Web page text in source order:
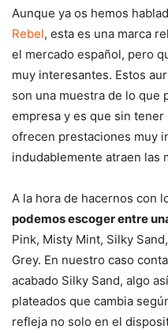
Aunque ya os hemos
Rebel, esta es una marca
el mercado español, pero
muy interesantes. Estos
son una muestra de lo que
empresa y es que sin
ofrecen prestaciones muy
indudablemente atraen las
A la hora de hacernos con
podemos escoger entre
Pink, Misty Mint, Silky
Grey. En nuestro caso
acabado Silky Sand, algo
plateados que cambia
refleja no solo en el